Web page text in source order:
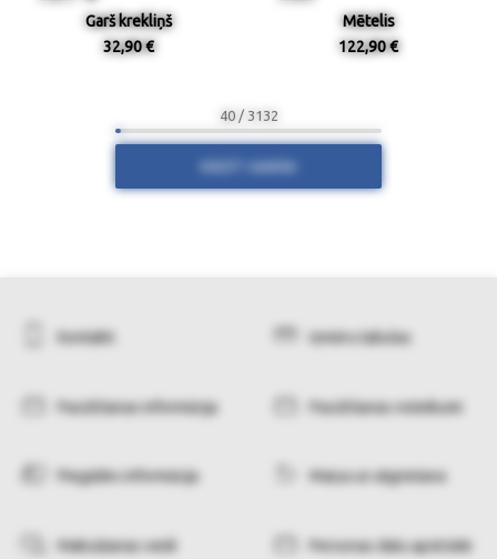
Garš krekliņš
32,90 €
Mētelis
122,90 €
40 / 3132
Kontakti Izmēru tabulas
Pasūtīšanas informācija Pasūtīšanas noteikumi
Piegādes informācija Maiņa un atgriešana
Maksāšanas veidi Personas datu apstrāde